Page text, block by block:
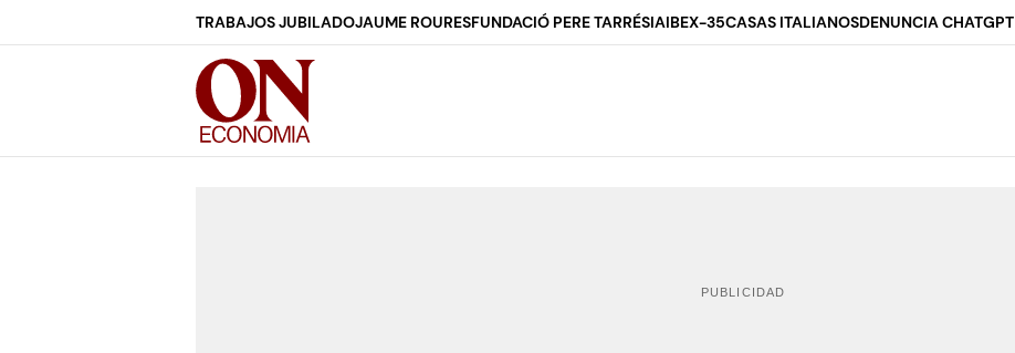
TRABAJOS JUBILADOJAUME ROURESFUNDACIÓ PERE TARRÉSIAIBEX-35CASAS ITALIANOSDENUNCIA CHATGPT